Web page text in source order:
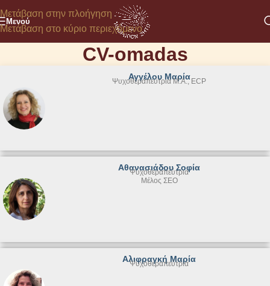
Μετάβαση στην πλοήγηση
Μετάβαση στο κύριο περιεχόμενο
Μενού
CV-omadas
Αγγέλου Μαρία
Ψυχοθεραπεύτρια Μ.Α., ECP
Αθανασιάδου Σοφία
Ψυχοθεραπεύτρια
Μέλος ΣΕΟ
Αλιφραγκή Μαρία
Ψυχοθεραπεύτρια